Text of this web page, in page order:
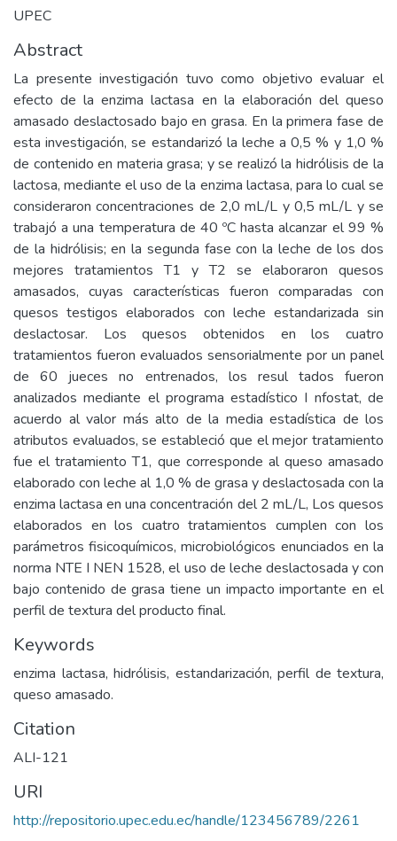
UPEC
Abstract
La presente investigación tuvo como objetivo evaluar el
efecto de la enzima lactasa en la elaboración del queso
amasado deslactosado bajo en grasa. En la primera fase de
esta investigación, se estandarizó la leche a 0,5 % y 1,0 %
de contenido en materia grasa; y se realizó la hidrólisis de la
lactosa, mediante el uso de la enzima lactasa, para lo cual se
consideraron concentraciones de 2,0 mL/L y 0,5 mL/L y se
trabajó a una temperatura de 40 ºC hasta alcanzar el 99 %
de la hidrólisis; en la segunda fase con la leche de los dos
mejores tratamientos T1 y T2 se elaboraron quesos
amasados, cuyas características fueron comparadas con
quesos testigos elaborados con leche estandarizada sin
deslactosar. Los quesos obtenidos en los cuatro
tratamientos fueron evaluados sensorialmente por un panel
de 60 jueces no entrenados, los resul tados fueron
analizados mediante el programa estadístico I nfostat, de
acuerdo al valor más alto de la media estadística de los
atributos evaluados, se estableció que el mejor tratamiento
fue el tratamiento T1, que corresponde al queso amasado
elaborado con leche al 1,0 % de grasa y deslactosada con la
enzima lactasa en una concentración del 2 mL/L, Los quesos
elaborados en los cuatro tratamientos cumplen con los
parámetros fisicoquímicos, microbiológicos enunciados en la
norma NTE I NEN 1528, el uso de leche deslactosada y con
bajo contenido de grasa tiene un impacto importante en el
perfil de textura del producto final.
Keywords
enzima lactasa, hidrólisis, estandarización, perfil de textura,
queso amasado.
Citation
ALI-121
URI
http://repositorio.upec.edu.ec/handle/123456789/2261